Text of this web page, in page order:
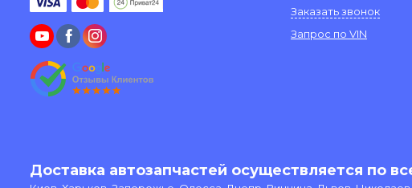
Заказать звонок
Запрос по VIN
Доставка автозапчастей осуществляется по